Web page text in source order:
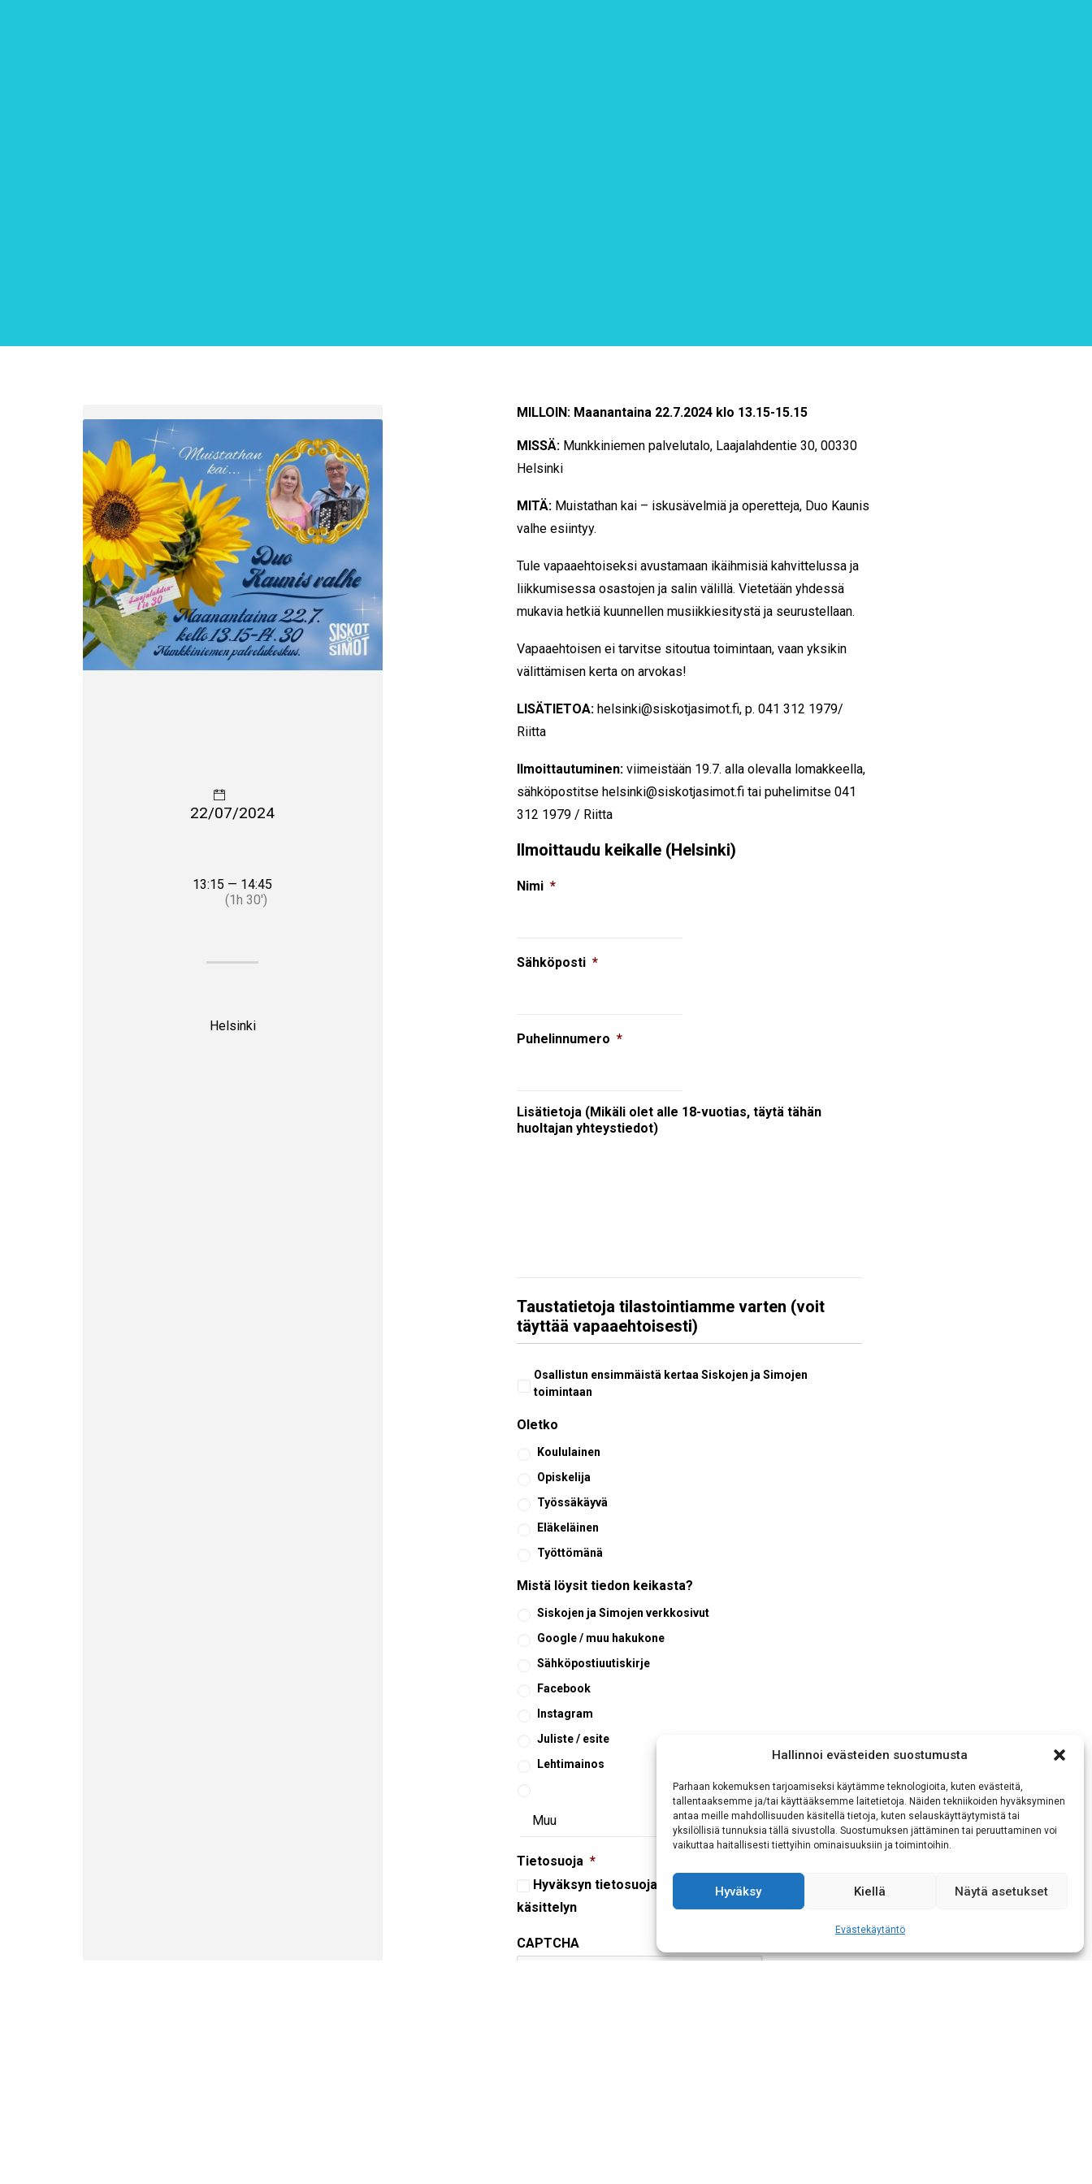
Hallinnoi evästeiden suostumusta
Parhaan kokemuksen tarjoamiseksi käytämme teknologioita, kuten evästeitä,
tallentaaksemme ja/tai käyttääksemme laitetietoja. Näiden tekniikoiden hyväksyminen
antaa meille mahdollisuuden käsitellä tietoja, kuten selauskäyttäytymistä tai
yksilöllisiä tunnuksia tällä sivustolla. Suostumuksen jättäminen tai peruuttaminen voi
vaikuttaa haitallisesti tiettyihin ominaisuuksiin ja toimintoihin.
Hyväksy Kiellä Näytä asetukset
Evästekäytäntö
MILLOIN: Maanantaina 22.7.2024 klo 13.15-15.15
MISSÄ: Munkkiniemen palvelutalo, Laajalahdentie 30, 00330
Helsinki
MITÄ: Muistathan kai – iskusävelmiä ja operetteja, Duo Kaunis
valhe esiintyy.
Tule vapaaehtoiseksi avustamaan ikäihmisiä kahvittelussa ja
liikkumisessa osastojen ja salin välillä. Vietetään yhdessä
mukavia hetkiä kuunnellen musiikkiesitystä ja seurustellaan.
Vapaaehtoisen ei tarvitse sitoutua toimintaan, vaan yksikin
välittämisen kerta on arvokas!
LISÄTIETOA:helsinki@siskotjasimot.fi, p. 041 312 1979/
Riitta
Ilmoittautuminen:viimeistään 19.7. alla olevalla lomakkeella,
sähköpostitse helsinki@siskotjasimot.fi tai puhelimitse041
312 1979 / Riitta
Ilmoittaudu keikalle (Helsinki)
Nimi *
Sähköposti *
Puhelinnumero *
Lisätietoja (Mikäli olet alle 18-vuotias, täytä tähän
huoltajan yhteystiedot)
Taustatietoja tilastointiamme varten (voit
täyttää vapaaehtoisesti)
Aiempi
osallistuminen
Osallistun ensimmäistä kertaa Siskojen ja Simojen
toimintaan
Oletko
Koululainen
Opiskelija
Työssäkäyvä
Eläkeläinen
Työttömänä
Mistä löysit tiedon keikasta?
Siskojen ja Simojen verkkosivut
Google / muu hakukone
Sähköpostiuutiskirje
Facebook
Instagram
Juliste / esite
Lehtimainos
Tietosuoja *
Hyväksyntietosuojaselosteen mukaisen tietojeni
käsittelyn
CAPTCHA
22/07/2024
13:15 — 14:45
(1h 30′)
Helsinki